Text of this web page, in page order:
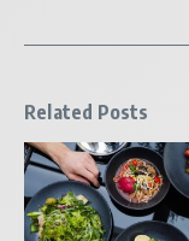
Related Posts